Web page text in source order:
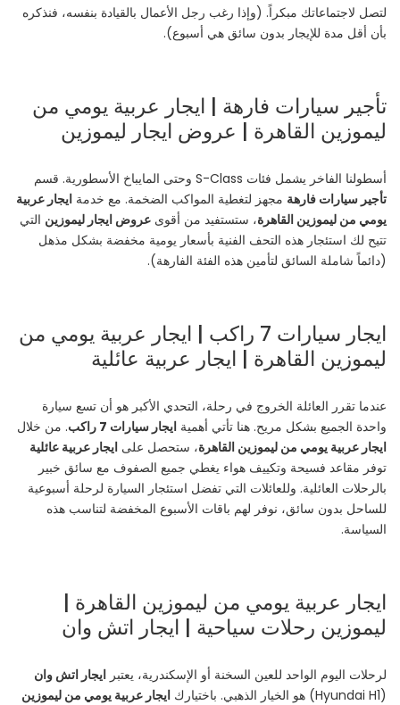
لتصل لاجتماعاتك مبكراً. (وإذا رغب رجل الأعمال بالقيادة بنفسه، فنذكره
بأن أقل مدة للإيجار بدون سائق هي أسبوع).
تأجير سيارات فارهة | ايجار عربية يومي من
ليموزين القاهرة | عروض ايجار ليموزين
أسطولنا الفاخر يشمل فئات S-Class وحتى المايباخ الأسطورية. قسم
تأجير سيارات فارهة مجهز لتغطية المواكب الضخمة. مع خدمة ايجار عربية
يومي من ليموزين القاهرة، ستستفيد من أقوى عروض ايجار ليموزين التي
تتيح لك استئجار هذه التحف الفنية بأسعار يومية مخفضة بشكل مذهل
(دائماً شاملة السائق لتأمين هذه الفئة الفارهة).
ايجار سيارات 7 راكب | ايجار عربية يومي من
ليموزين القاهرة | ايجار عربية عائلية
عندما تقرر العائلة الخروج في رحلة، التحدي الأكبر هو أن تسع سيارة
واحدة الجميع بشكل مريح. هنا تأتي أهمية ايجار سيارات 7 راكب
. من خلال
ايجار عربية يومي من ليموزين القاهرة، ستحصل على ايجار عربية عائلية
توفر مقاعد فسيحة وتكييف هواء يغطي جميع الصفوف مع سائق خبير
بالرحلات العائلية. وللعائلات التي تفضل استئجار السيارة لرحلة أسبوعية
للساحل بدون سائق، نوفر لهم باقات الأسبوع المخفضة لتناسب هذه
السياسة.
ايجار عربية يومي من ليموزين القاهرة |
ليموزين رحلات سياحية | ايجار اتش وان
لرحلات اليوم الواحد للعين السخنة أو الإسكندرية، يعتبر ايجار اتش وان
(Hyundai H1) هو الخيار الذهبي. باختيارك
ايجار عربية يومي من ليموزين